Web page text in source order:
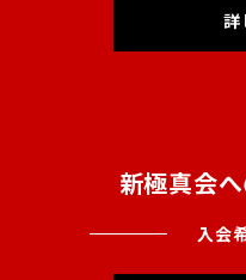
詳
新極真会
入会